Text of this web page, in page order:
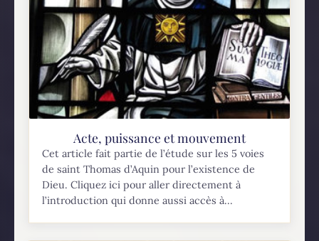
Acte, puissance et mouvement
Cet article fait partie de l’étude sur les 5 voies
de saint Thomas d’Aquin pour l’existence de
Dieu. Cliquez ici pour aller directement à
l’introduction qui donne aussi accès à...